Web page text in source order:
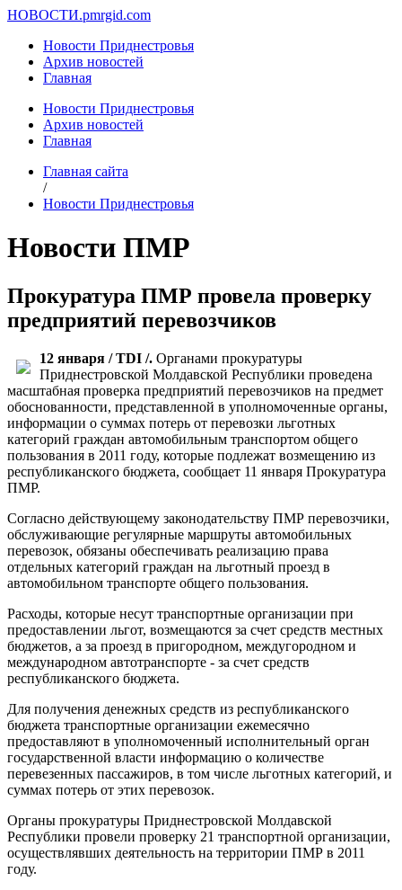
НОВОСТИ.pmrgid.com
Новости Приднестровья
Архив новостей
Главная
Новости Приднестровья
Архив новостей
Главная
Главная сайта
/
Новости Приднестровья
Новости ПМР
Прокуратура ПМР провела проверку
предприятий перевозчиков
12 января / TDI /. Органами прокуратуры
Приднестровской Молдавской Республики проведена
масштабная проверка предприятий перевозчиков на предмет
обоснованности, представленной в уполномоченные органы,
информации о суммах потерь от перевозки льготных
категорий граждан автомобильным транспортом общего
пользования в 2011 году, которые подлежат возмещению из
республиканского бюджета, сообщает 11 января Прокуратура
ПМР.
Согласно действующему законодательству ПМР перевозчики,
обслуживающие регулярные маршруты автомобильных
перевозок, обязаны обеспечивать реализацию права
отдельных категорий граждан на льготный проезд в
автомобильном транспорте общего пользования.
Расходы, которые несут транспортные организации при
предоставлении льгот, возмещаются за счет средств местных
бюджетов, а за проезд в пригородном, междугородном и
международном автотранспорте - за счет средств
республиканского бюджета.
Для получения денежных средств из республиканского
бюджета транспортные организации ежемесячно
предоставляют в уполномоченный исполнительный орган
государственной власти информацию о количестве
перевезенных пассажиров, в том числе льготных категорий, и
суммах потерь от этих перевозок.
Органы прокуратуры Приднестровской Молдавской
Республики провели проверку 21 транспортной организации,
осуществлявших деятельность на территории ПМР в 2011
году.